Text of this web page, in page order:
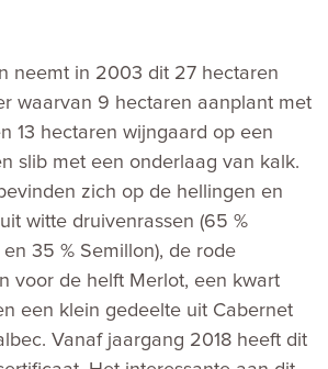
neemt in 2003 dit 27 hectaren
waarvan 9 hectaren aanplant met
13 hectaren wijngaard op een
slib met een onderlaag van kalk.
zich op de hellingen en
witte druivenrassen (65 %
35 % Semillon), de rode
voor de helft Merlot, een kwart
een klein gedeelte uit Cabernet
Vanaf jaargang 2018 heeft dit